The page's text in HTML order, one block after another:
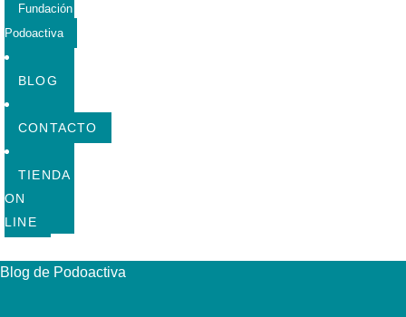
Fundación
Podoactiva
BLOG
CONTACTO
TIENDA
ON
LINE
Blog de Podoactiva